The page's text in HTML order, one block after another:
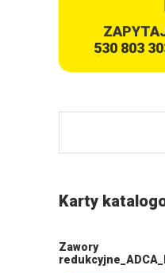
530 803
Karty
Zawory